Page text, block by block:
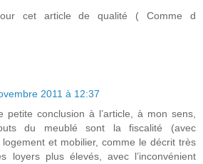
cet article de qualité ( Comme d
2011 à 12:37
petite conclusion à l’article, à mon sens,
du meublé sont la fiscalité (avec
logement et mobilier, comme le décrit très
loyers plus élevés, avec l’inconvénient